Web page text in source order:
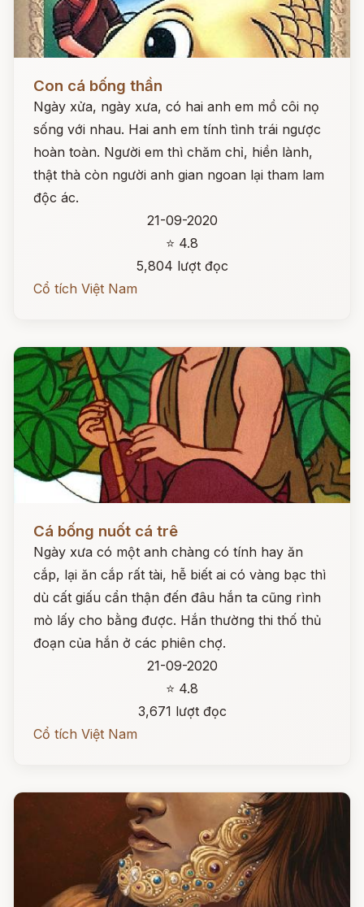
Con cá bống thần
Ngày xửa, ngày xưa, có hai anh em mồ côi nọ
sống với nhau. Hai anh em tính tình trái ngược
hoàn toàn. Người em thì chăm chỉ, hiền lành,
thật thà còn người anh gian ngoan lại tham lam
độc ác.
21-09-2020
⭐ 4.8
5,804 lượt đọc
Cổ tích Việt Nam
Đọc ngay
Cá bống nuốt cá trê
Ngày xưa có một anh chàng có tính hay ăn
cắp, lại ăn cắp rất tài, hễ biết ai có vàng bạc thì
dù cất giấu cẩn thận đến đâu hắn ta cũng rình
mò lấy cho bằng được. Hắn thường thi thố thủ
đoạn của hắn ở các phiên chợ.
21-09-2020
⭐ 4.8
3,671 lượt đọc
Cổ tích Việt Nam